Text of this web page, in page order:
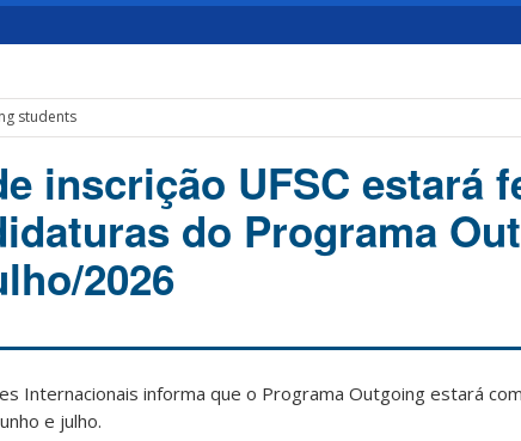
students
inscrição UFSC estará
do Programa
2026
Internacionais informa que o Programa Outgoing estará
e julho.